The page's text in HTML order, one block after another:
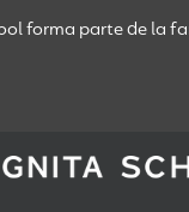
forma parte de la